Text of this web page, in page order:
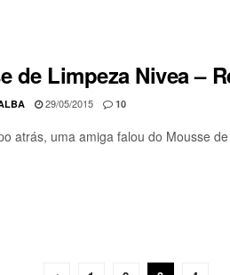
de Limpeza Nivea –
29/05/2015 10
atrás, uma amiga falou do Mousse